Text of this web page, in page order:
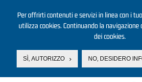
Per offrirti contenuti e servizi in linea con i
utilizza cookies. Continuando la navigazione
dei cookies.
SÌ, AUTORIZZO NO, DESIDERO